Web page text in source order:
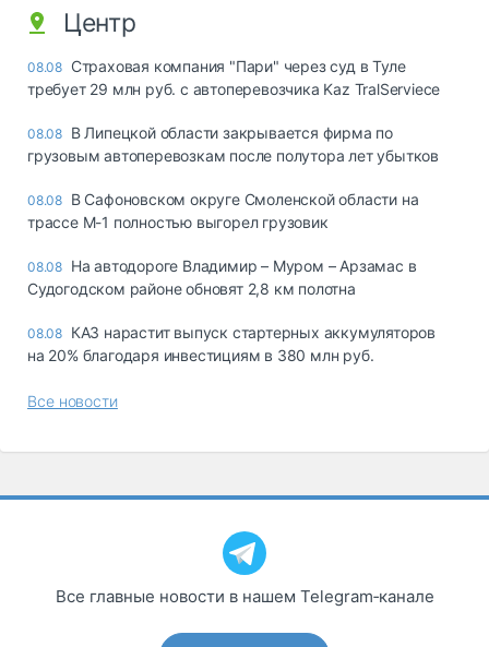
Центр
08.08 Страховая компания "Пари" через суд в Туле
требует 29 млн руб. с автоперевозчика Kaz TralServiece
08.08 В Липецкой области закрывается фирма по
грузовым автоперевозкам после полутора лет убытков
08.08 В Сафоновском округе Смоленской области на
трассе М-1 полностью выгорел грузовик
08.08 На автодороге Владимир – Муром – Арзамас в
Судогодском районе обновят 2,8 км полотна
08.08 КАЗ нарастит выпуск стартерных аккумуляторов
на 20% благодаря инвестициям в 380 млн руб.
Все новости
Все главные новости в нашем Telegram‑канале